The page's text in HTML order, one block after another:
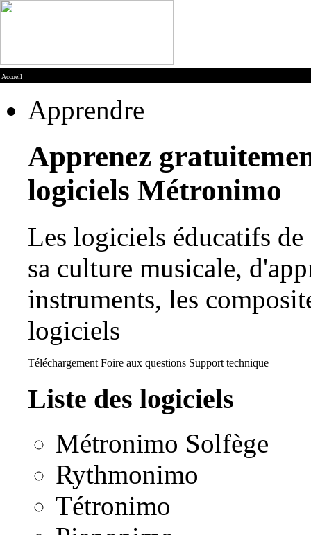
Accueil
Apprendre
Apprenez
logiciels Métronimo
Les logiciels éducatifs
sa culture musicale,
instruments, les
logiciels
Téléchargement Foire aux questions Support technique
Liste des logiciels
Métronimo Solfège
Rythmonimo
Tétronimo